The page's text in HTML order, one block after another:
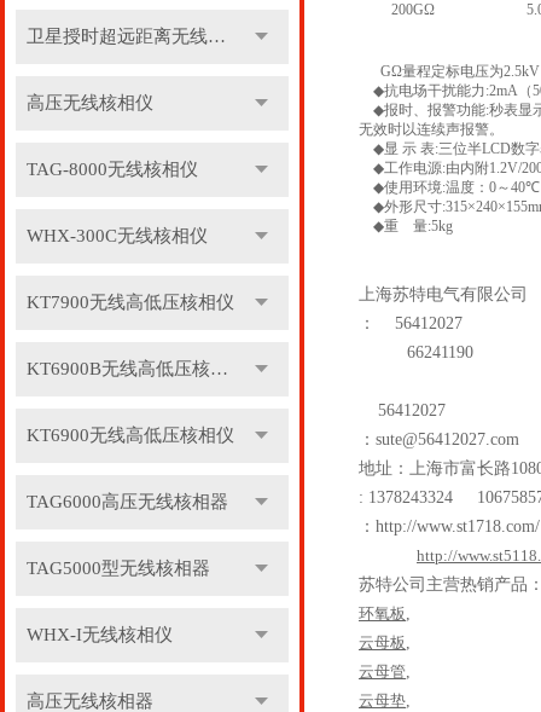
卫星授时超远距离无线核相器
高压无线核相仪
TAG-8000无线核相仪
WHX-300C无线核相仪
KT7900无线高低压核相仪
KT6900B无线高低压核相仪
KT6900无线高低压核相仪
TAG6000高压无线核相器
TAG5000型无线核相器
WHX-I无线核相仪
高压无线核相器
200GΩ
GΩ量程定标电压为2.5kV
◆抗电场干扰能力:2mA（
◆报时、报警功能:秒表显
无效时以连续声报警。
◆显 示 表:三位半LCD数
◆工作电源:由内附1.2V/
◆使用环境:温度： 0～40℃
◆外形尺寸
◆重 量:5kg
上海苏特电气有限公司
：
56412027
66241190
56412027
： sute@56412027.com
地址：上海市富长路
: 1378243324
： http://www.st1718.com/
http://
苏特公司主营热销产品
环氧板,
云母板,
云母管,
云母垫,